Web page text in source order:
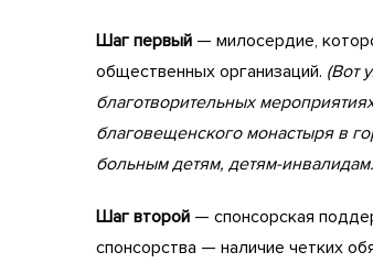
Шаг первый — милосердие,
общественных организаций. (Вот
благотворительных
благовещенского монастыря в
больным детям, детям-
Шаг второй — спонсорская
спонсорства — наличие четких